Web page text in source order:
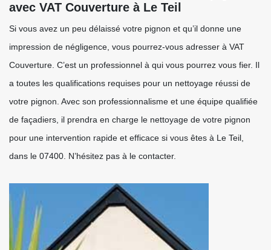
avec VAT Couverture à Le Teil
Si vous avez un peu délaissé votre pignon et qu’il donne une
impression de négligence, vous pourrez-vous adresser à VAT
Couverture. C’est un professionnel à qui vous pourrez vous fier. Il
a toutes les qualifications requises pour un nettoyage réussi de
votre pignon. Avec son professionnalisme et une équipe qualifiée
de façadiers, il prendra en charge le nettoyage de votre pignon
pour une intervention rapide et efficace si vous êtes à Le Teil,
dans le 07400. N’hésitez pas à le contacter.